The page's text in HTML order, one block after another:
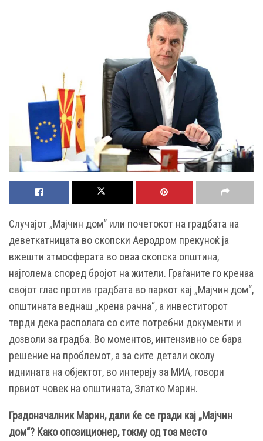
Случајот „Мајчин дом“ или почетокот на градбата на
деветкатницата во скопски Аеродром прекуноќ ја
вжешти атмосферата во оваа скопска општина,
најголема според бројот на жители. Граѓаните го кренаа
својот глас против градбата во паркот кај „Мајчин дом“,
општината веднаш „крена рачна“, а инвеститорот
тврди дека располага со сите потребни документи и
дозволи за градба. Во моментов, интензивно се бара
решение на проблемот, а за сите детали околу
иднината на објектот, во интервју за МИА, говори
првиот човек на општината, Златко Марин.
Градоначалник Марин, дали ќе се гради кај „Мајчин
дом“? Како опозиционер, токму од тоа место